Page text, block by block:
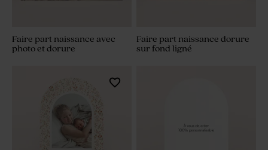
Faire part naissance avec
photo et dorure
Faire part naissance dorure
sur fond ligné